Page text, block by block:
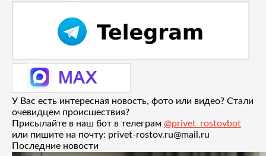
У Вас есть интересная новость, фото или видео? Стали
очевидцем происшествия?
Присылайте в наш бот в телеграм @privet_rostovbot
или пишите на почту: privet-rostov.ru@mail.ru
Последние новости